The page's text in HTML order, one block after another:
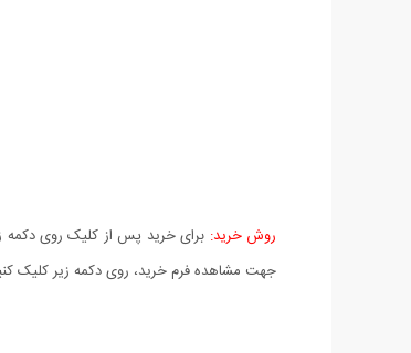
روش خرید: برای خرید پس از کلیک روی دکمه
جهت مشاهده فرم خرید، روی دکمه زیر کلیک